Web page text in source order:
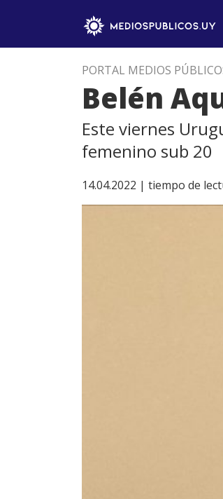
PORTAL MEDIOS
Belén
Este viernes
femenino sub 20
14.04.2022 | tiempo de